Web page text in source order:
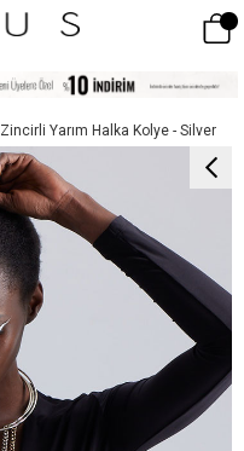
Zincirli Yarım Halka Kolye - Silver